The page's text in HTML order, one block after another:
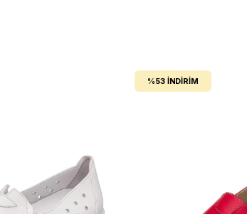
%53 İNDIRIM